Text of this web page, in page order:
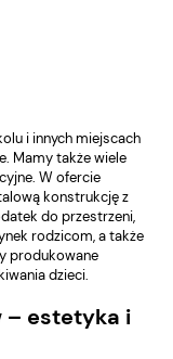
i innych miejscach
Mamy także wiele
W ofercie
konstrukcję z
do przestrzeni,
rodzicom, a także
produkowane
dzieci.
– estetyka i